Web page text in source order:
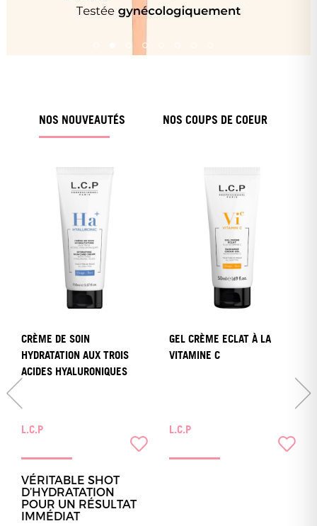
NOS NOUVEAUTÉS NOS COUPS DE COEUR
CRÈME DE SOIN
HYDRATATION AUX TROIS
ACIDES HYALURONIQUES
L.C.P
VÉRITABLE SHOT
D’HYDRATATION
POUR UN RÉSULTAT
IMMÉDIAT
GEL CRÈME ECLAT À LA
VITAMINE C
L.C.P